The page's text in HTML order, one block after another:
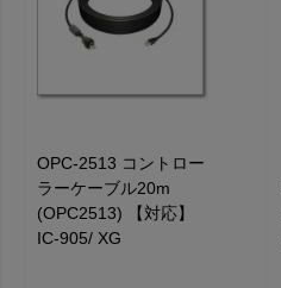
OPC-2513 コントロー
ラーケーブル20m
(OPC2513) 【対応】
IC-905/ XG